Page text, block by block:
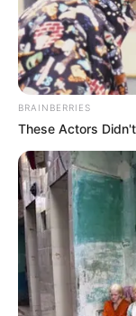
BRAINBERRIES
These Actors